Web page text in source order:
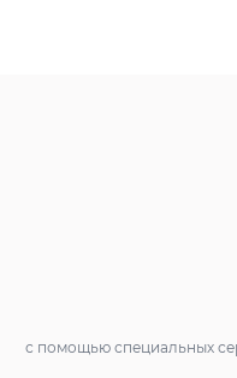
с помощью специальных